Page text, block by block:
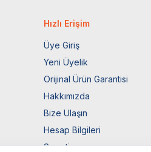
Hızlı Erişim
Üye Giriş
Yeni Üyelik
Orijinal Ürün Garantisi
Hakkımızda
Bize Ulaşın
Hesap Bilgileri
Sepetim